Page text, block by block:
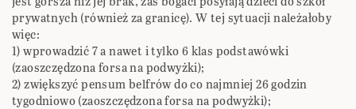
prywatnych ‎‎(również za granicę). W tej sytuacji należałoby
więc:‎
‎1) wprowadzić 7 a nawet i tylko 6 klas podstawówki
(zaoszczędzona forsa na podwyżki);‎
‎2) zwiększyć pensum belfrów do co najmniej 26 godzin
tygodniowo (zaoszczędzona forsa na ‎podwyżki);‎